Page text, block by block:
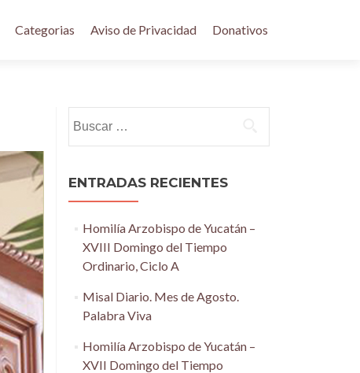
Categorias Aviso de Privacidad Donativos
ENTRADAS RECIENTES
Homilía Arzobispo de Yucatán –
XVIII Domingo del Tiempo
Ordinario, Ciclo A
Misal Diario. Mes de Agosto.
Palabra Viva
Homilía Arzobispo de Yucatán –
XVII Domingo del Tiempo